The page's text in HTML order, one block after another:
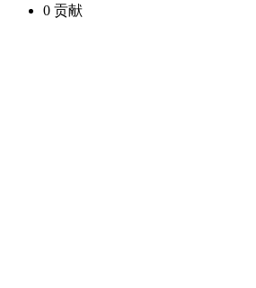
0 贡献